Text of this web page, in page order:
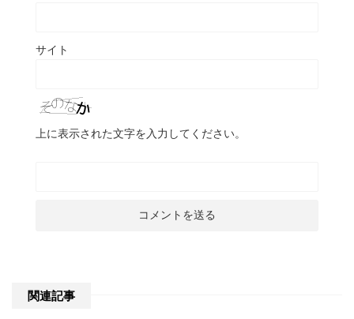
サイト
上に表示された文字を入力してください。
関連記事